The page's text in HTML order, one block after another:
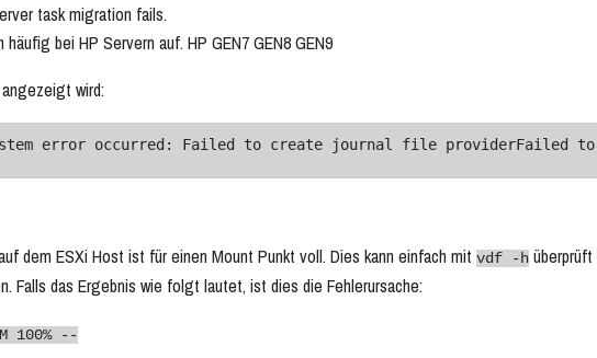
task migration fails.
bei HP Servern auf. HP GEN7 GEN8 GEN9
wird:
error occurred: Failed to create journal file providerFailed
dem ESXi Host ist für einen Mount Punkt voll. Dies kann einfach mit vdf -h
Falls das Ergebnis wie folgt lautet, ist dies die Fehlerursache:
100% --